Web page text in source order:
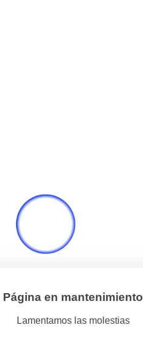
Página en mantenimiento
Lamentamos las molestias